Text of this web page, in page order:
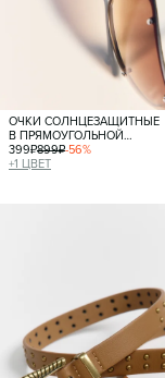
ОЧКИ СОЛНЦЕЗАЩИТНЫЕ
В ПРЯМОУГОЛЬНОЙ
МЕТАЛЛИЧЕСКОЙ ОПРАВЕ
399₽899₽-56%
+1 ЦВЕТ